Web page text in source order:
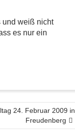
und weiß nicht
es nur ein
24. Februar 2009 in
Freudenberg